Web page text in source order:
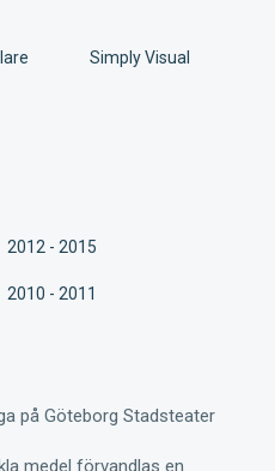
Simply Visual
2012 - 2015
2010 - 2011
på Göteborg Stadsteater
medel förvandlas en